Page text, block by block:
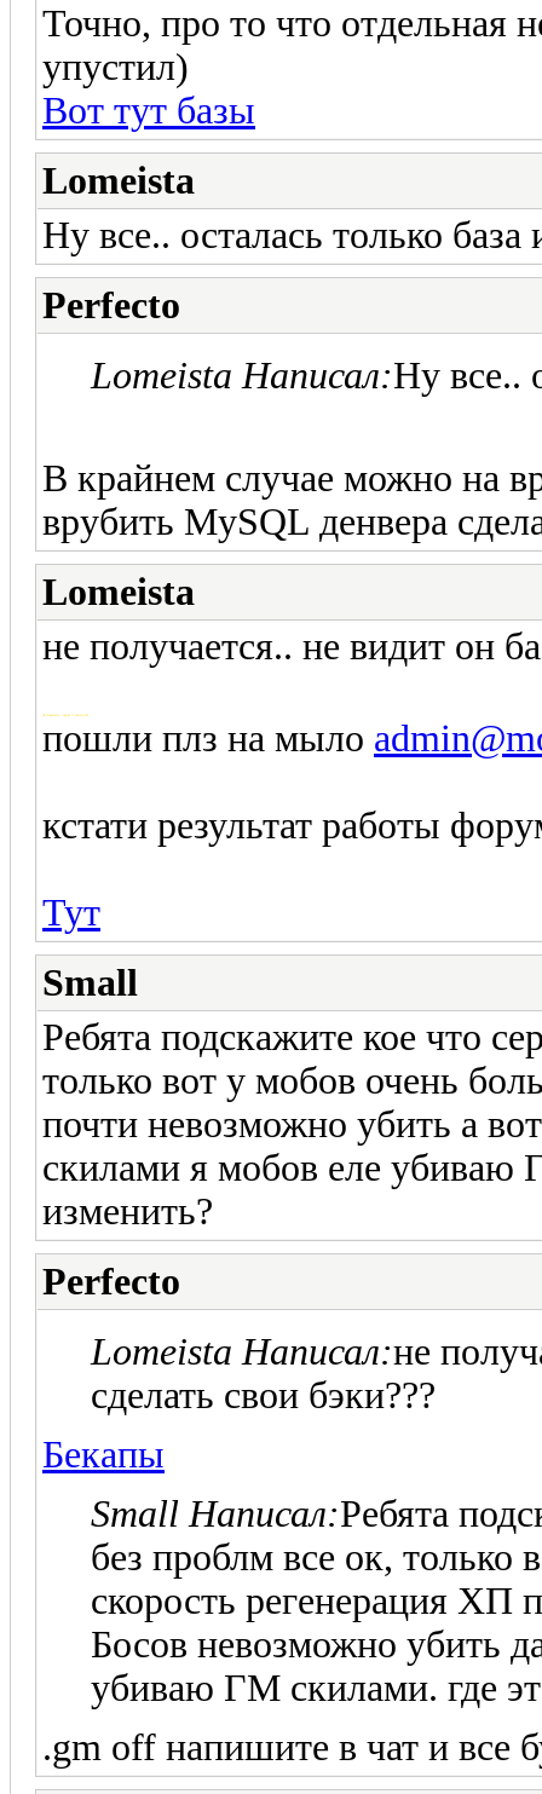
Точно, про то что отдельная
упустил)
Вот тут базы
Lomeista
Ну все.. осталась только
Perfecto
Lomeista Написал:Ну все..
В крайнем случае можно на
врубить MySQL денвера
Lomeista
не получается.. не видит он
Добавлено через 3 минуты
пошли плз на мыло
кстати результат работы
Тут
Small
Ребята подскажите кое что
только вот у мобов очень
почти невозможно убить а
скилами я мобов еле убиваю
изменить?
Perfecto
Lomeista Написал:не
сделать свои бэки???
Бекапы
Small Написал:Ребята
без проблм все ок, только
скорость регенерация ХП
Босов невозможно убить
убиваю ГМ скилами. где
.gm off напишите в чат и все